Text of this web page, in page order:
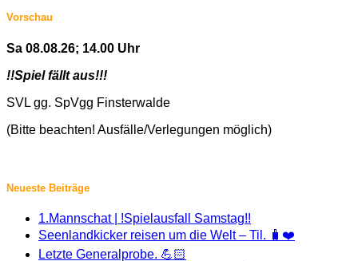
Vorschau
Sa 08.08.26; 14.00 Uhr
!!Spiel fällt aus!!!
SVL gg. SpVgg Finsterwalde
(Bitte beachten! Ausfälle/Verlegungen möglich)
Neueste Beiträge
1.Mannschat | !Spielausfall Samstag!!
Seenlandkicker reisen um die Welt – Til. 🧳❤️
Letzte Generalprobe. 💪🏻